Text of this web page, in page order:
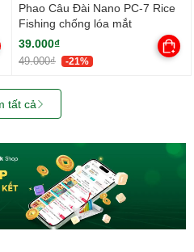
Phao Câu Đài Nano PC-7 Rice
Fishing chống lóa mắt
39.000₫
49.000₫ -21%
tất cả